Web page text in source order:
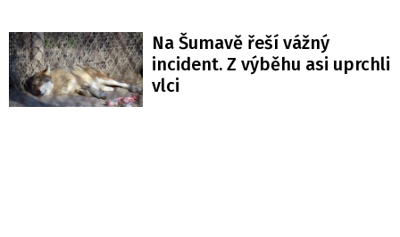
Na Šumavě řeší vážný
incident. Z výběhu asi uprchli
vlci